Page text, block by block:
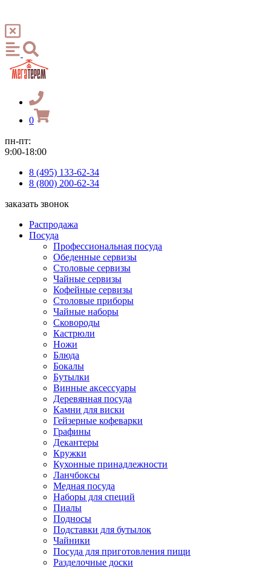
0
пн-пт:
9:00-18:00
8 (495) 133-62-34
8 (800) 200-62-34
заказать звонок
Распродажа
Посуда
Профессиональная посуда
Обеденные сервизы
Столовые сервизы
Чайные сервизы
Кофейные сервизы
Столовые приборы
Чайные наборы
Сковороды
Кастрюли
Ножи
Блюда
Бокалы
Бутылки
Винные аксессуары
Деревянная посуда
Камни для виски
Гейзерные кофеварки
Графины
Декантеры
Кружки
Кухонные принадлежности
Ланчбоксы
Медная посуда
Наборы для специй
Пиалы
Подносы
Подставки для бутылок
Чайники
Посуда для приготовления пищи
Разделочные доски